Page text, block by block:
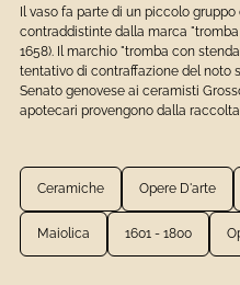
Il vaso fa parte di un piccolo
contraddistinte dalla marca "tromba
1658). Il marchio "tromba con
tentativo di contraffazione del noto
Senato genovese ai ceramisti
apotecari provengono dalla raccolta
Ceramiche Opere D'arte
Maiolica 1601 - 1800